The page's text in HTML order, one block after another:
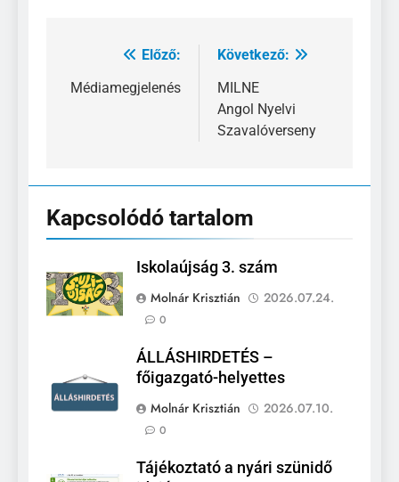
Bejegyzés
navigáció
Előző:
Médiamegjelenés
Következő:
MILNE
Angol Nyelvi
Szavalóverseny
Kapcsolódó tartalom
Iskolaújság 3. szám
Molnár Krisztián
2026.07.24.
0
ÁLLÁSHIRDETÉS –
főigazgató-helyettes
Molnár Krisztián
2026.07.10.
0
Tájékoztató a nyári szünidő